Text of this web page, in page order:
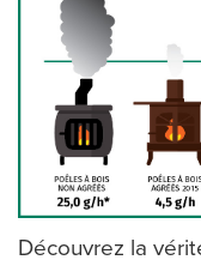
Découvrez la